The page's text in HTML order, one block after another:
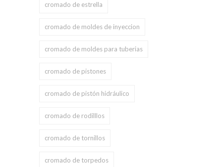
cromado de estrella
cromado de moldes de inyeccion
cromado de moldes para tuberias
cromado de pistones
cromado de pistón hidráulico
cromado de rodilllos
cromado de tornillos
cromado de torpedos